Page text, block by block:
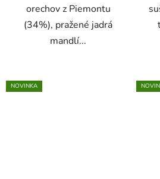
orechov z Piemontu
(34%), pražené jadrá
mandlí...
NOVINKA